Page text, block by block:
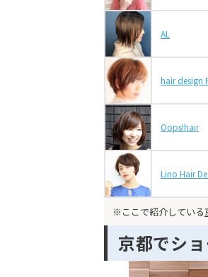
AL
hair design
Oops!hair
Lino Hair
※ここで紹介している
京都でシ